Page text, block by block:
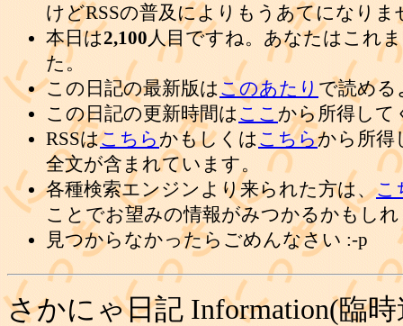
けどRSSの普及によりもうあてになりま
本日は2,100人目ですね。あなたはこれ
た。
この日記の最新版はこのあたり で読める
この日記の更新時間はここ から所得して
RSSはこちら かもしくはこちらから所得
全文が含まれています。
各種検索エンジンより来られた方は、こ
ことでお望みの情報がみつかるかもし
見つからなかったらごめんなさい :-p
さかにゃ日記 Information(臨